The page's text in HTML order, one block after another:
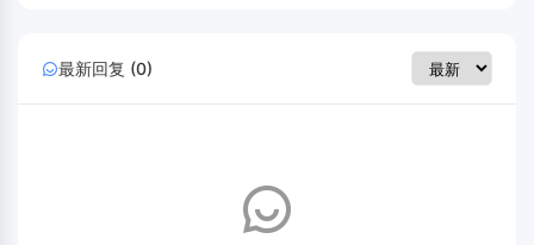
最新回复 (0)